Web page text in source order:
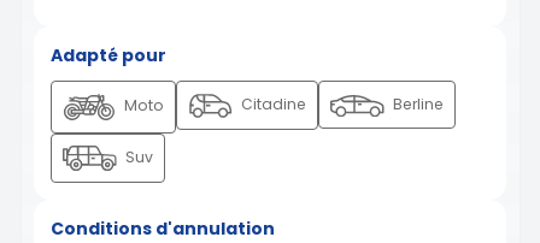
Adapté pour
Moto Citadine Berline
Suv
Conditions d'annulation